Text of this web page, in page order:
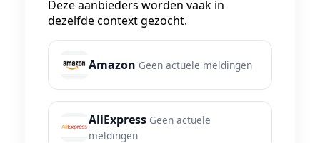
Deze aanbieders worden vaak in
dezelfde context gezocht.
Amazon Geen actuele meldingen
AliExpress Geen actuele
meldingen